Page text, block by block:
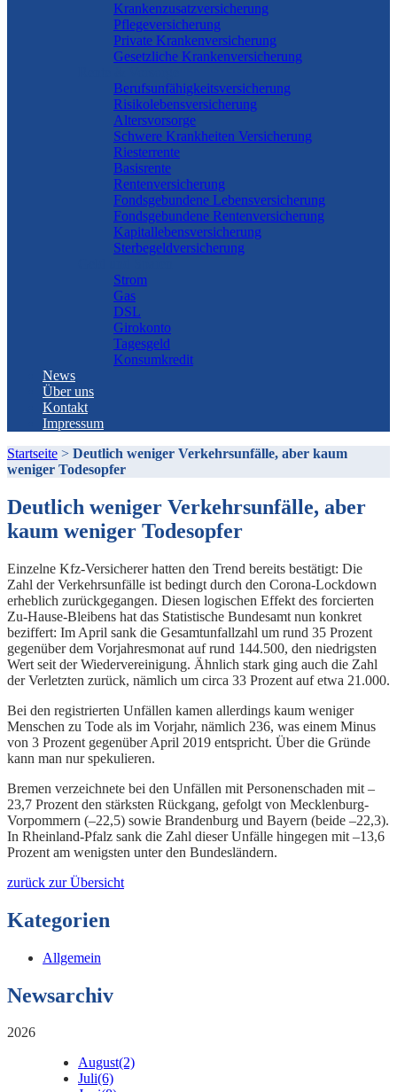
Krankenzusatzversicherung
Pflegeversicherung
Private Krankenversicherung
Gesetzliche Krankenversicherung
Berufs­unfähigkeitsversicherung
Risikolebensversicherung
Altersvorsorge
Schwere Krankheiten Versicherung
Riesterrente
Basisrente
Rentenversicherung
Fondsgebundene Lebensversicherung
Fondsgebundene Rentenversicherung
Kapitallebensversicherung
Sterbegeldversicherung
Strom
Gas
DSL
Girokonto
Tagesgeld
Konsumkredit
News
Über uns
Kontakt
Impressum
Startseite > Deutlich weniger Verkehrsunfälle, aber kaum
weniger Todesopfer
Deutlich weniger Verkehrsunfälle, aber
kaum weniger Todesopfer
Einzelne Kfz-Versicherer hatten den Trend bereits bestätigt: Die
Zahl der Verkehrsunfälle ist bedingt durch den Corona-Lockdown
erheblich zurückgegangen. Diesen logischen Effekt des forcierten
Zu-Hause-Bleibens hat das Statistische Bundesamt nun konkret
beziffert: Im April sank die Gesamtunfallzahl um rund 35 Prozent
gegenüber dem Vorjahresmonat auf rund 144.500, den niedrigsten
Wert seit der Wiedervereinigung. Ähnlich stark ging auch die Zahl
der Verletzten zurück, nämlich um circa 33 Prozent auf etwa 21.000.
Bei den registrierten Unfällen kamen allerdings kaum weniger
Menschen zu Tode als im Vorjahr, nämlich 236, was einem Minus
von 3 Prozent gegenüber April 2019 entspricht. Über die Gründe
kann man nur spekulieren.
Bremen verzeichnete bei den Unfällen mit Personenschaden mit –
23,7 Prozent den stärksten Rückgang, gefolgt von Mecklenburg-
Vorpommern (–22,5) sowie Brandenburg und Bayern (beide –22,3).
In Rheinland-Pfalz sank die Zahl dieser Unfälle hingegen mit –13,6
Prozent am wenigsten unter den Bundesländern.
zurück zur Übersicht
Kategorien
Allgemein
Newsarchiv
2026
August(2)
Juli(6)